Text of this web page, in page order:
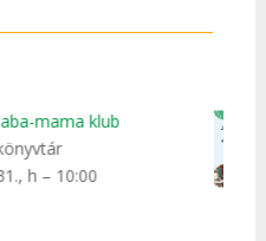
Szerdai szöszmötölő